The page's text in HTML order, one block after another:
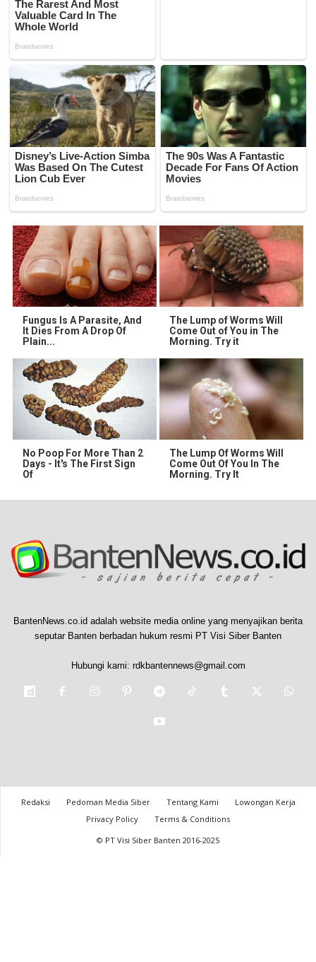
Fungus Is A Parasite, And
It Dies From A Drop Of
Plain...
The Lump of Worms Will
Come Out of You in The
Morning. Try it
No Poop For More Than 2
Days - It's The First Sign
Of
The Lump Of Worms Will
Come Out Of You In The
Morning. Try It
BantenNews.co.id adalah website media online yang menyajikan berita
seputar Banten berbadan hukum resmi PT Visi Siber Banten
Hubungi kami: rdkbantennews@gmail.com
Redaksi Pedoman Media Siber Tentang Kami
Lowongan Kerja
Privacy Policy
Terms & Conditions
© PT Visi Siber Banten 2016-2025